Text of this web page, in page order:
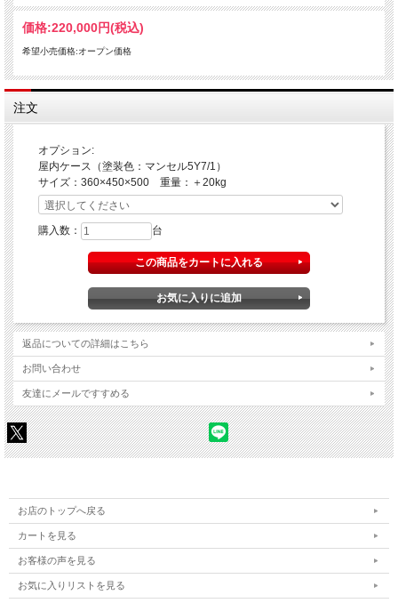
価格:220,000円(税込)
希望小売価格:オープン価格
注文
オプション:
屋内ケース（塗装色：マンセル5Y7/1）
サイズ：360×450×500 重量：＋20kg
購入数： 台
返品についての詳細はこちら
お問い合わせ
友達にメールですすめる
お店のトップへ戻る
カートを見る
お客様の声を見る
お気に入りリストを見る